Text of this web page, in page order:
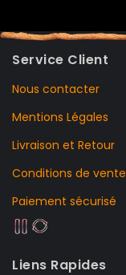
Service Client
Nous contacter
Mentions Légales
Livraison et Retour
Conditions de vente
Paiement sécurisé
Liens Rapides